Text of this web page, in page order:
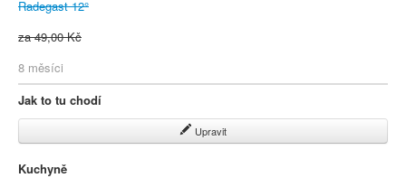
Radegast 12°
za 49,00 Kč
8 měsíci
Jak to tu chodí
Upravit
Kuchyně